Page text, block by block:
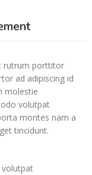
rutrum porttitor
ad adipiscing id
molestie
volutpat
montes nam a
tincidunt.
volutpat